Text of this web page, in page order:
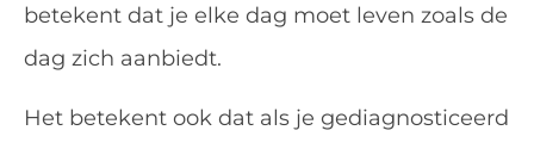
betekent dat je elke dag moet leven zoals de
dag zich aanbiedt.
Het betekent ook dat als je gediagnosticeerd